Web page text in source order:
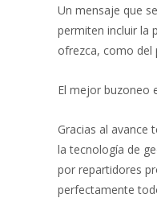
Un mensaje que
permiten incluir la
ofrezca, como del
El mejor buzoneo
Gracias al
la tecnología de
por repartidores
perfectamente